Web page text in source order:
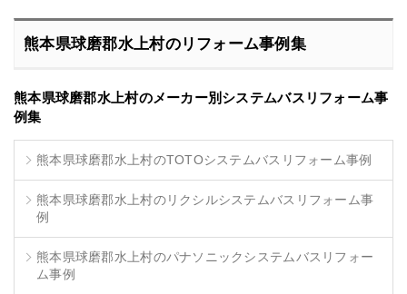
熊本県球磨郡水上村のリフォーム事例集
熊本県球磨郡水上村のメーカー別システムバスリフォーム事
例集
熊本県球磨郡水上村のTOTOシステムバスリフォーム事例
熊本県球磨郡水上村のリクシルシステムバスリフォーム事
例
熊本県球磨郡水上村のパナソニックシステムバスリフォー
ム事例